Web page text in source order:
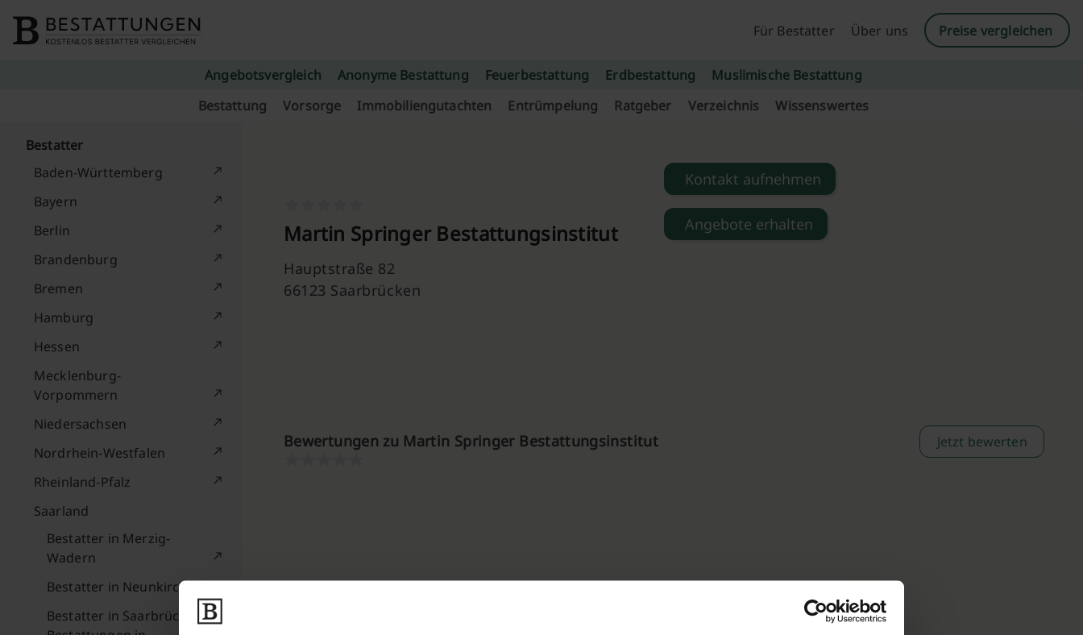
Für Bestatter
Über uns Preise vergleichen
Angebotsvergleich Anonyme Bestattung Feuerbestattung Erdbestattung
Muslimische Bestattung
Bestattung
Vorsorge Immobiliengutachten Entrümpelung Ratgeber Verzeichnis Wissenswertes
Bestatter
Baden-Württemberg
Bayern
Berlin
Brandenburg
Bremen
Hamburg
Hessen
Mecklenburg-
Vorpommern
Niedersachsen
Nordrhein-Westfalen
Rheinland-Pfalz
Saarland
Bestatter in Merzig-
Wadern
Bestatter in Neunkirchen
Bestatter in Saarbrücken –
Martin Springer Bestattungsinstitut
Hauptstraße 82
66123 Saarbrücken
Kontakt aufnehmen
Angebote erhalten
Bewertungen zu Martin Springer Bestattungsinstitut Jetzt bewerten